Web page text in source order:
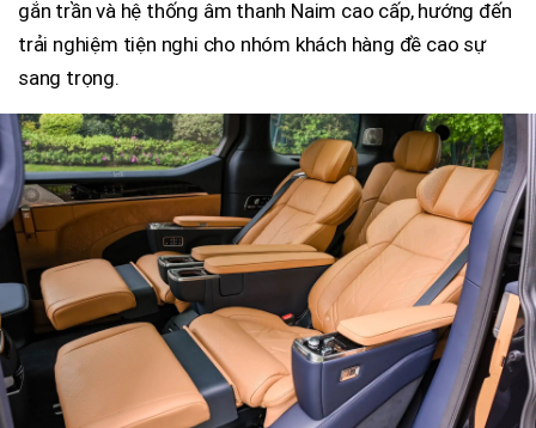
gắn trần và hệ thống âm thanh Naim cao cấp, hướng đến
trải nghiệm tiện nghi cho nhóm khách hàng đề cao sự
sang trọng.